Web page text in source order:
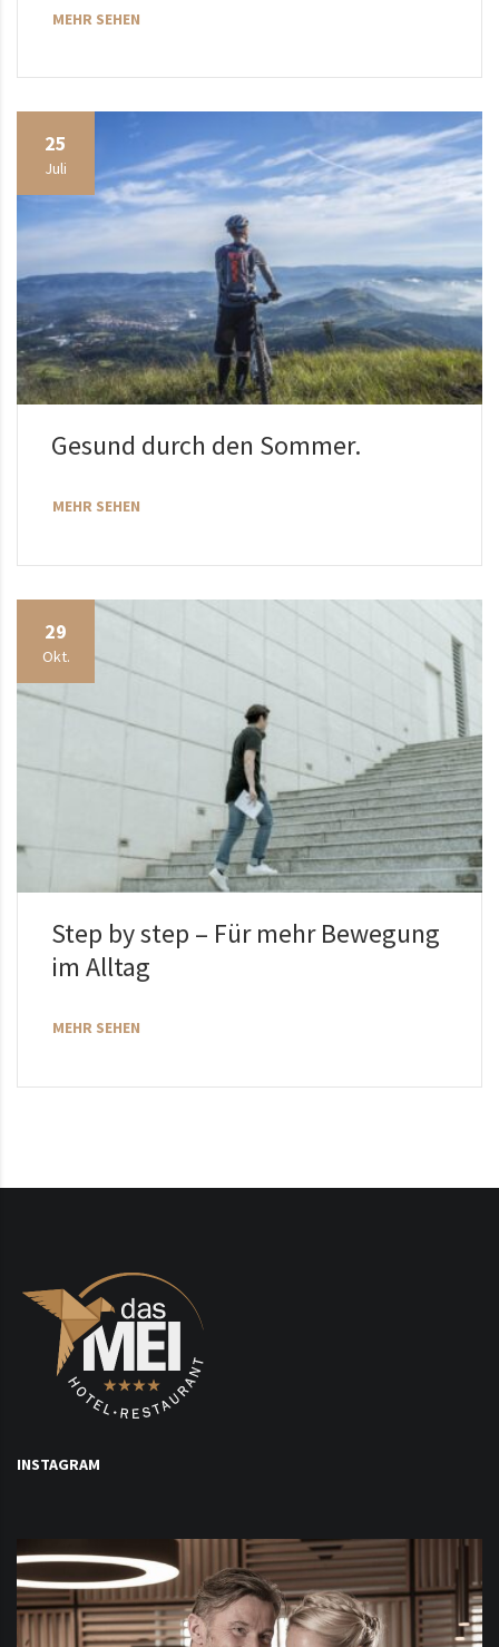
MEHR SEHEN
25
Juli
Gesund durch den Sommer.
MEHR SEHEN
29
Okt.
Step by step – Für mehr Bewegung
im Alltag
MEHR SEHEN
INSTAGRAM